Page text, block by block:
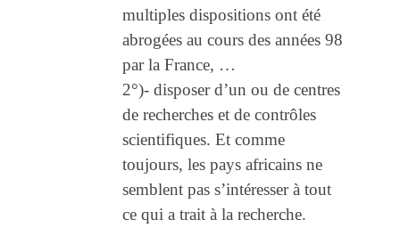
multiples dispositions ont été
abrogées au cours des années 98
par la France, …
2°)- disposer d’un ou de centres
de recherches et de contrôles
scientifiques. Et comme
toujours, les pays africains ne
semblent pas s’intéresser à tout
ce qui a trait à la recherche.